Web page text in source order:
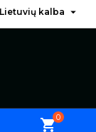
Lietuvių kalba 
shopping_cart0